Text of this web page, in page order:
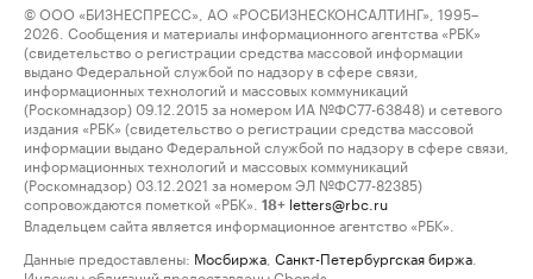
© ООО «БИЗНЕСПРЕСС», АО «РОСБИЗНЕСКОНСАЛТИНГ», 1995–
2026. Сообщения и материалы информационного агентства «РБК»
(свидетельство о регистрации средства массовой информации
выдано Федеральной службой по надзору в сфере связи,
информационных технологий и массовых коммуникаций
(Роскомнадзор) 09.12.2015 за номером ИА №ФС77-63848) и сетевого
издания «РБК» (свидетельство о регистрации средства массовой
информации выдано Федеральной службой по надзору в сфере связи,
информационных технологий и массовых коммуникаций
(Роскомнадзор) 03.12.2021 за номером ЭЛ №ФС77-82385)
сопровождаются пометкой «РБК».
18+ letters@rbc.ru
Владельцем сайта является информационное агентство «РБК».
Данные предоставлены: Мосбиржа Санкт-Петербургская биржа